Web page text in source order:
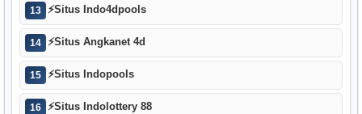
13 ⚡Situs Indo4dpools
14 ⚡Situs Angkanet 4d
15 ⚡Situs Indopools
16 ⚡Situs Indolottery 88